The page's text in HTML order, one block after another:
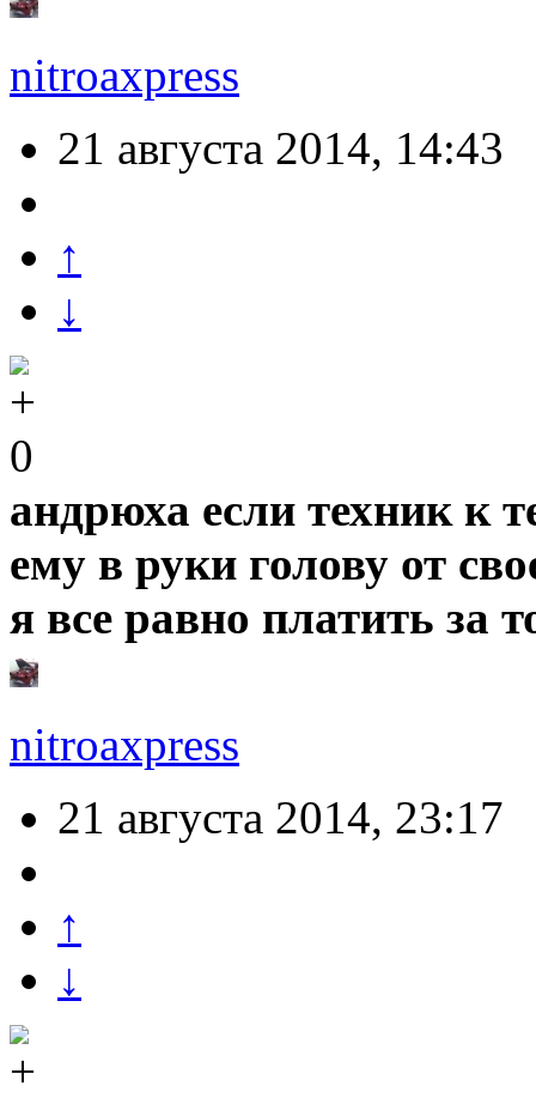
nitroaxpress
21 августа 2014, 14:43
↑
↓
0
андрюха если техник к
ему в руки голову от
я все равно платить за
nitroaxpress
21 августа 2014, 23:17
↑
↓